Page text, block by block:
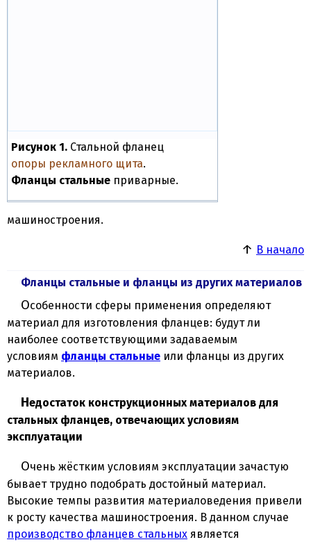
Рисунок 1. Стальной фланец
опоры рекламного щита.
Фланцы стальные приварные.
машиностроения.
В начало
Фланцы стальные и фланцы из других материалов
Особенности сферы применения определяют
материал для изготовления фланцев: будут ли
наиболее соответствующими задаваемым
условиям фланцы стальные или фланцы из других
материалов.
Недостаток конструкционных материалов для
стальных фланцев, отвечающих условиям
эксплуатации
Очень жёстким условиям эксплуатации зачастую
бывает трудно подобрать достойный материал.
Высокие темпы развития материаловедения привели
к росту качества машиностроения. В данном случае
производство фланцев стальных является